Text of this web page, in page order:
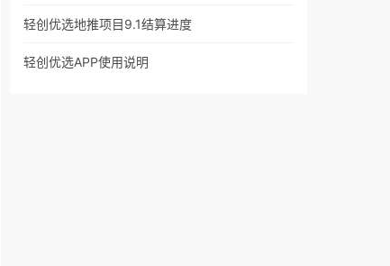
轻创优选地推项目9.1结算进度
轻创优选APP使用说明